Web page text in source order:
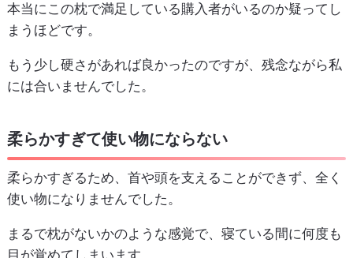
本当にこの枕で満足している購入者がいるのか疑ってし
まうほどです。
もう少し硬さがあれば良かったのですが、残念ながら私
には合いませんでした。
柔らかすぎて使い物にならない
柔らかすぎるため、首や頭を支えることができず、全く
使い物になりませんでした。
まるで枕がないかのような感覚で、寝ている間に何度も
目が覚めてしまいます。